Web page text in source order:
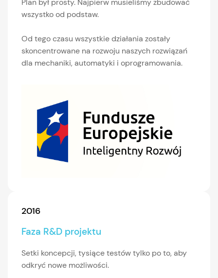
wszystko od podstaw.
Od tego czasu wszystkie działania zostały
skoncentrowane na rozwoju naszych rozwiązań
dla mechaniki, automatyki i oprogramowania.
2016
Faza R&D projektu
Setki koncepcji, tysiące testów tylko po to, aby
odkryć nowe możliwości.